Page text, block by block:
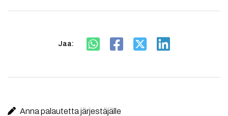
Jaa:
Anna palautetta järjestäjälle